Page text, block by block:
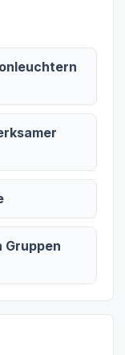
Gruppen